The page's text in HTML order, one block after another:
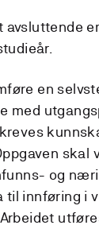
avsluttende
en
med
og
til innføring i